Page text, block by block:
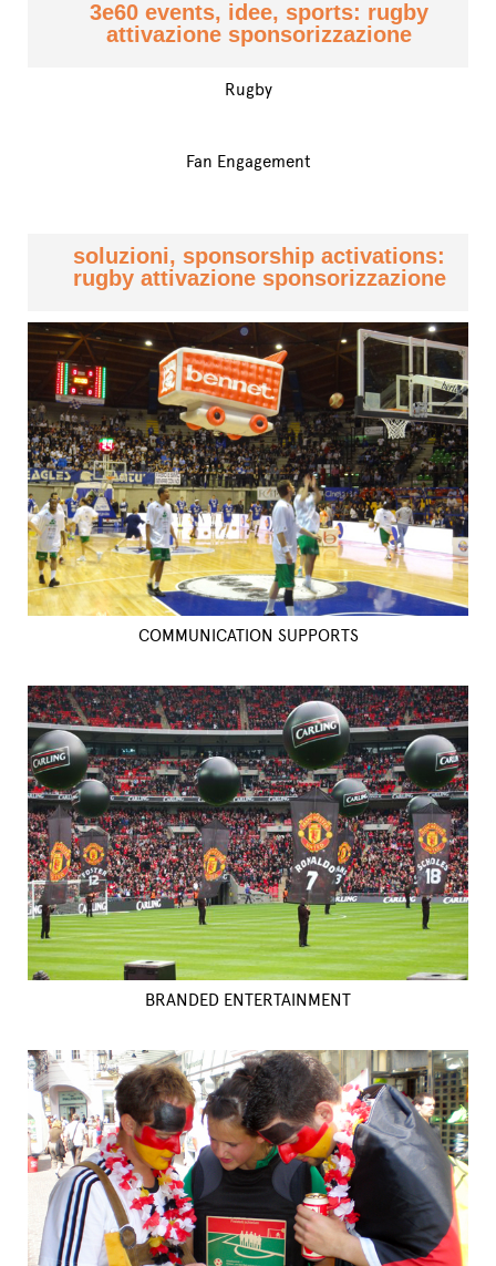
3e60 events, idee, sports: rugby
attivazione sponsorizzazione
Rugby
Fan Engagement
soluzioni, sponsorship activations:
rugby attivazione sponsorizzazione
COMMUNICATION SUPPORTS
BRANDED ENTERTAINMENT